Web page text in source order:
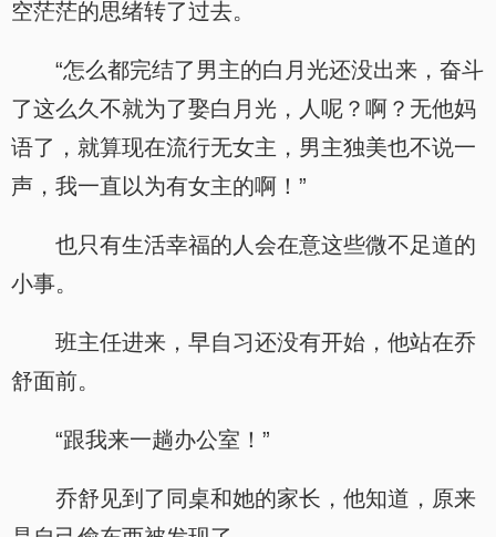
空茫茫的思绪转了过去。
“怎么都完结了男主的白月光还没出来，奋斗
了这么久不就为了娶白月光，人呢？啊？无他妈
语了，就算现在流行无女主，男主独美也不说一
声，我一直以为有女主的啊！”
也只有生活幸福的人会在意这些微不足道的
小事。
班主任进来，早自习还没有开始，他站在乔
舒面前。
“跟我来一趟办公室！”
乔舒见到了同桌和她的家长，他知道，原来